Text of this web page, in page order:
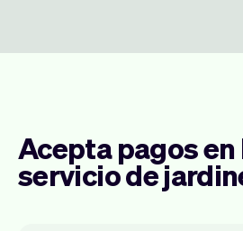
Acepta pagos en
servicio de